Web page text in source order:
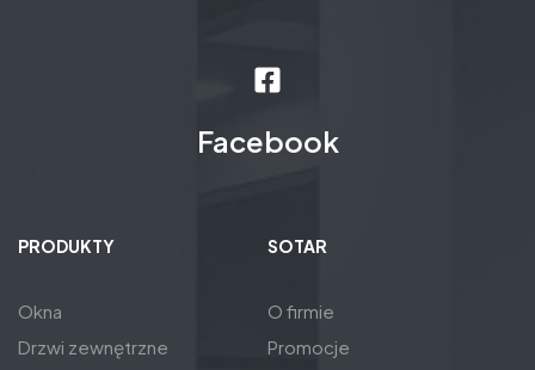
Facebook
PRODUKTY
Okna
Drzwi zewnętrzne
SOTAR
O firmie
Promocje